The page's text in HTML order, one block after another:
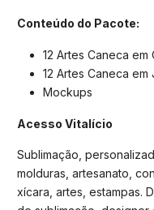
Conteúdo do Pacote:
12 Artes Caneca em
12 Artes Caneca em
Mockups
Acesso Vitalício
Sublimação,
molduras, artesanato,
xícara, artes, estampas.